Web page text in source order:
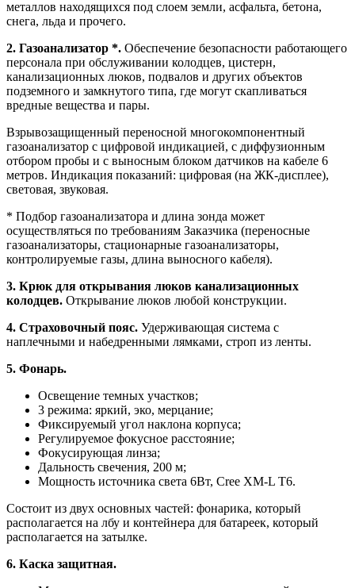
металлов находящихся под слоем земли, асфальта, бетона,
снега, льда и прочего.
2. Газоанализатор *. Обеспечение безопасности работающего
персонала при обслуживании колодцев, цистерн,
канализационных люков, подвалов и других объектов
подземного и замкнутого типа, где могут скапливаться
вредные вещества и пары.
Взрывозащищенный переносной многокомпонентный
газоанализатор с цифровой индикацией, с диффузионным
отбором пробы и с выносным блоком датчиков на кабеле 6
метров. Индикация показаний: цифровая (на ЖК-дисплее),
световая, звуковая.
* Подбор газоанализатора и длина зонда может
осуществляться по требованиям Заказчика (переносные
газоанализаторы, стационарные газоанализаторы,
контролируемые газы, длина выносного кабеля).
3. Крюк для открывания люков канализационных
колодцев. Открывание люков любой конструкции.
4. Страховочный пояс. Удерживающая система с
наплечными и набедренными лямками, строп из ленты.
5. Фонарь.
Освещение темных участков;
3 режима: яркий, эко, мерцание;
Фиксируемый угол наклона корпуса;
Регулируемое фокусное расстояние;
Фокусирующая линза;
Дальность свечения, 200 м;
Мощность источника света 6Вт, Cree XM-L T6.
Состоит из двух основных частей: фонарика, который
располагается на лбу и контейнера для батареек, который
располагается на затылке.
6. Каска защитная.